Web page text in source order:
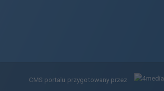
CMS portalu przygotowany przez